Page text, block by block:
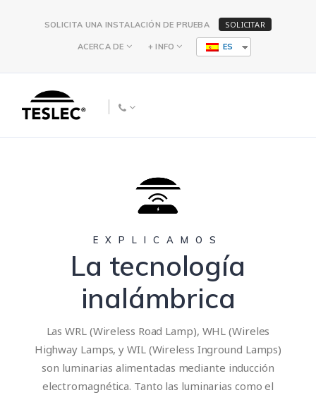
SOLICITA UNA INSTALACIÓN DE PRUEBA SOLICITAR
ACERCA DE + INFO ES
EXPLICAMOS
La tecnología
inalámbrica
Las WRL (Wireless Road Lamp), WHL (Wireles
Highway Lamps, y WIL (Wireless Inground Lamps)
son luminarias alimentadas mediante inducción
electromagnética. Tanto las luminarias como el